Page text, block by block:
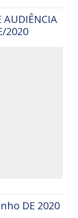
AUDIÊNCIA
2020
DE 2020